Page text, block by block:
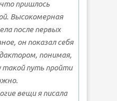
пришлось
Высокомерная
после первых
он показал себя
понимая,
такой путь пройти
вещи я писала